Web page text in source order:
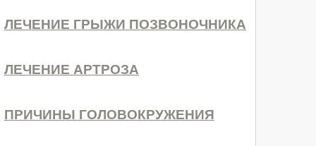
ЛЕЧЕНИЕ ГРЫЖИ ПОЗВОНОЧНИКА
ЛЕЧЕНИЕ АРТРОЗА
ПРИЧИНЫ ГОЛОВОКРУЖЕНИЯ